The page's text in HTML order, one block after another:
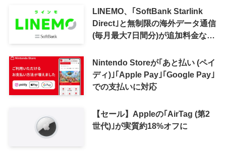
LINEMO、｢SoftBank Starlink
Direct｣と無制限の海外データ通信
(毎月最大7日間分)が追加料金なし
Nintendo Storeが｢あと払い (ペイ
ディ)｣｢Apple Pay｣｢Google Pay｣
での支払いに対応
【セール】Appleの｢AirTag (第2
世代)｣が実質約18%オフに